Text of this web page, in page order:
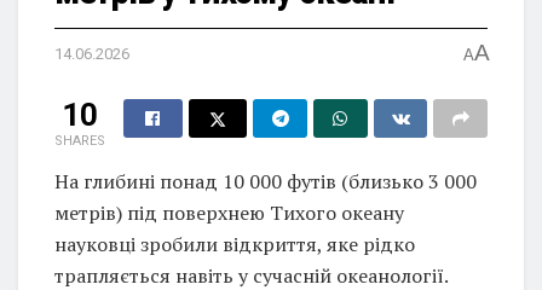
14.06.2026 AA
10
SHARES
На глибині понад 10 000 футів (близько 3 000
метрів) під поверхнею Тихого океану
науковці зробили відкриття, яке рідко
трапляється навіть у сучасній океанології.